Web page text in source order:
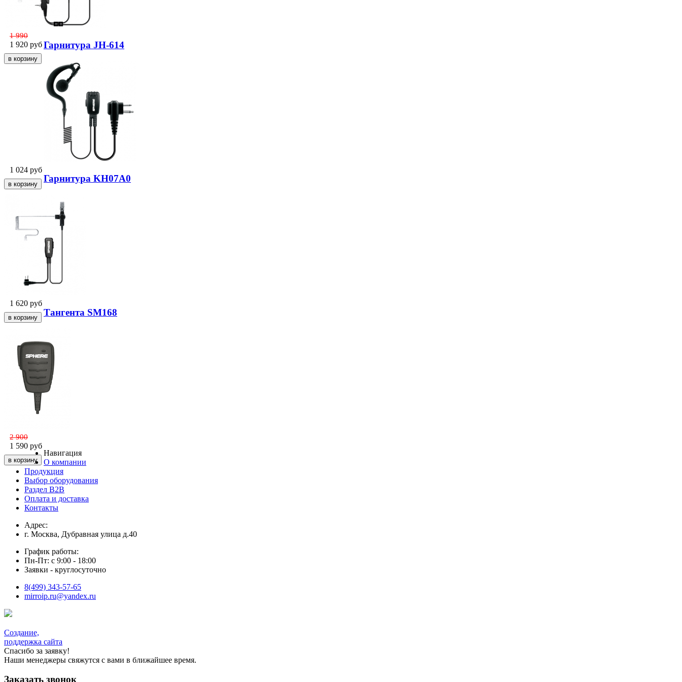
1 990
1 920 рубГарнитура JH-614
1 024 руб
Гарнитура KH07A0
1 620 руб
Тангента SM168
2 900
1 590 руб
Навигация
О компании
Продукция
Выбор оборудования
Раздел В2В
Оплата и доставка
Контакты
Адрес:
г. Москва, Дубравная улица д.40
График работы:
Пн-Пт: с 9:00 - 18:00
Заявки - круглосуточно
8(499) 343-57-65
mirroip.ru@yandex.ru
Создание,
поддержка сайта
Спасибо за заявку!
Наши менеджеры свяжутся с вами в ближайшее время.
Заказать звонок